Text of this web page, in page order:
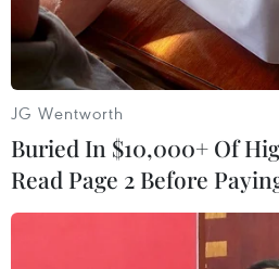
Trung Đông.
JG Wentworth
Buried In $10,000+ Of
Read Page 2 Before